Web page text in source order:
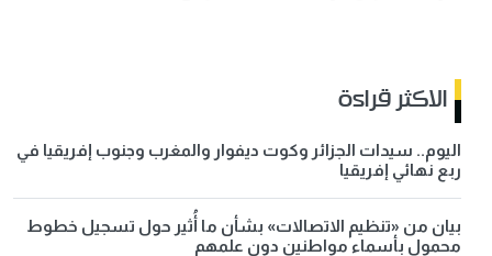
الاكثر قراءة
اليوم.. سيدات الجزائر وكوت ديفوار والمغرب وجنوب إفريقيا في
ربع نهائي إفريقيا
بيان من «تنظيم الاتصالات» بشأن ما أُثير حول تسجيل خطوط
محمول بأسماء مواطنين دون علمهم